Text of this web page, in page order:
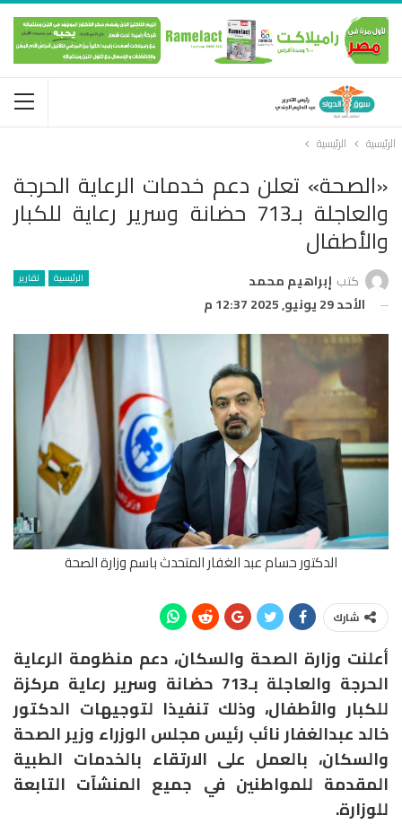
الرئيسية الرئيسية
«الصحة» تعلن دعم خدمات الرعاية الحرجة
والعاجلة بـ713 حضانة وسرير رعاية للكبار
والأطفال
الرئيسية تقارير كتب إبراهيم محمد
الأحد 29 يونيو, 2025 12:37 م
الدكتور حسام عبد الغفار المتحدث باسم وزارة الصحة
شارك
أعلنت وزارة الصحة والسكان، دعم منظومة الرعاية
الحرجة والعاجلة بـ713 حضانة وسرير رعاية مركزة
للكبار والأطفال، وذلك تنفيذا لتوجيهات الدكتور
خالد عبدالغفار نائب رئيس مجلس الوزراء وزير الصحة
والسكان، بالعمل على الارتقاء بالخدمات الطبية
المقدمة للمواطنين في جميع المنشآت التابعة
للوزارة.